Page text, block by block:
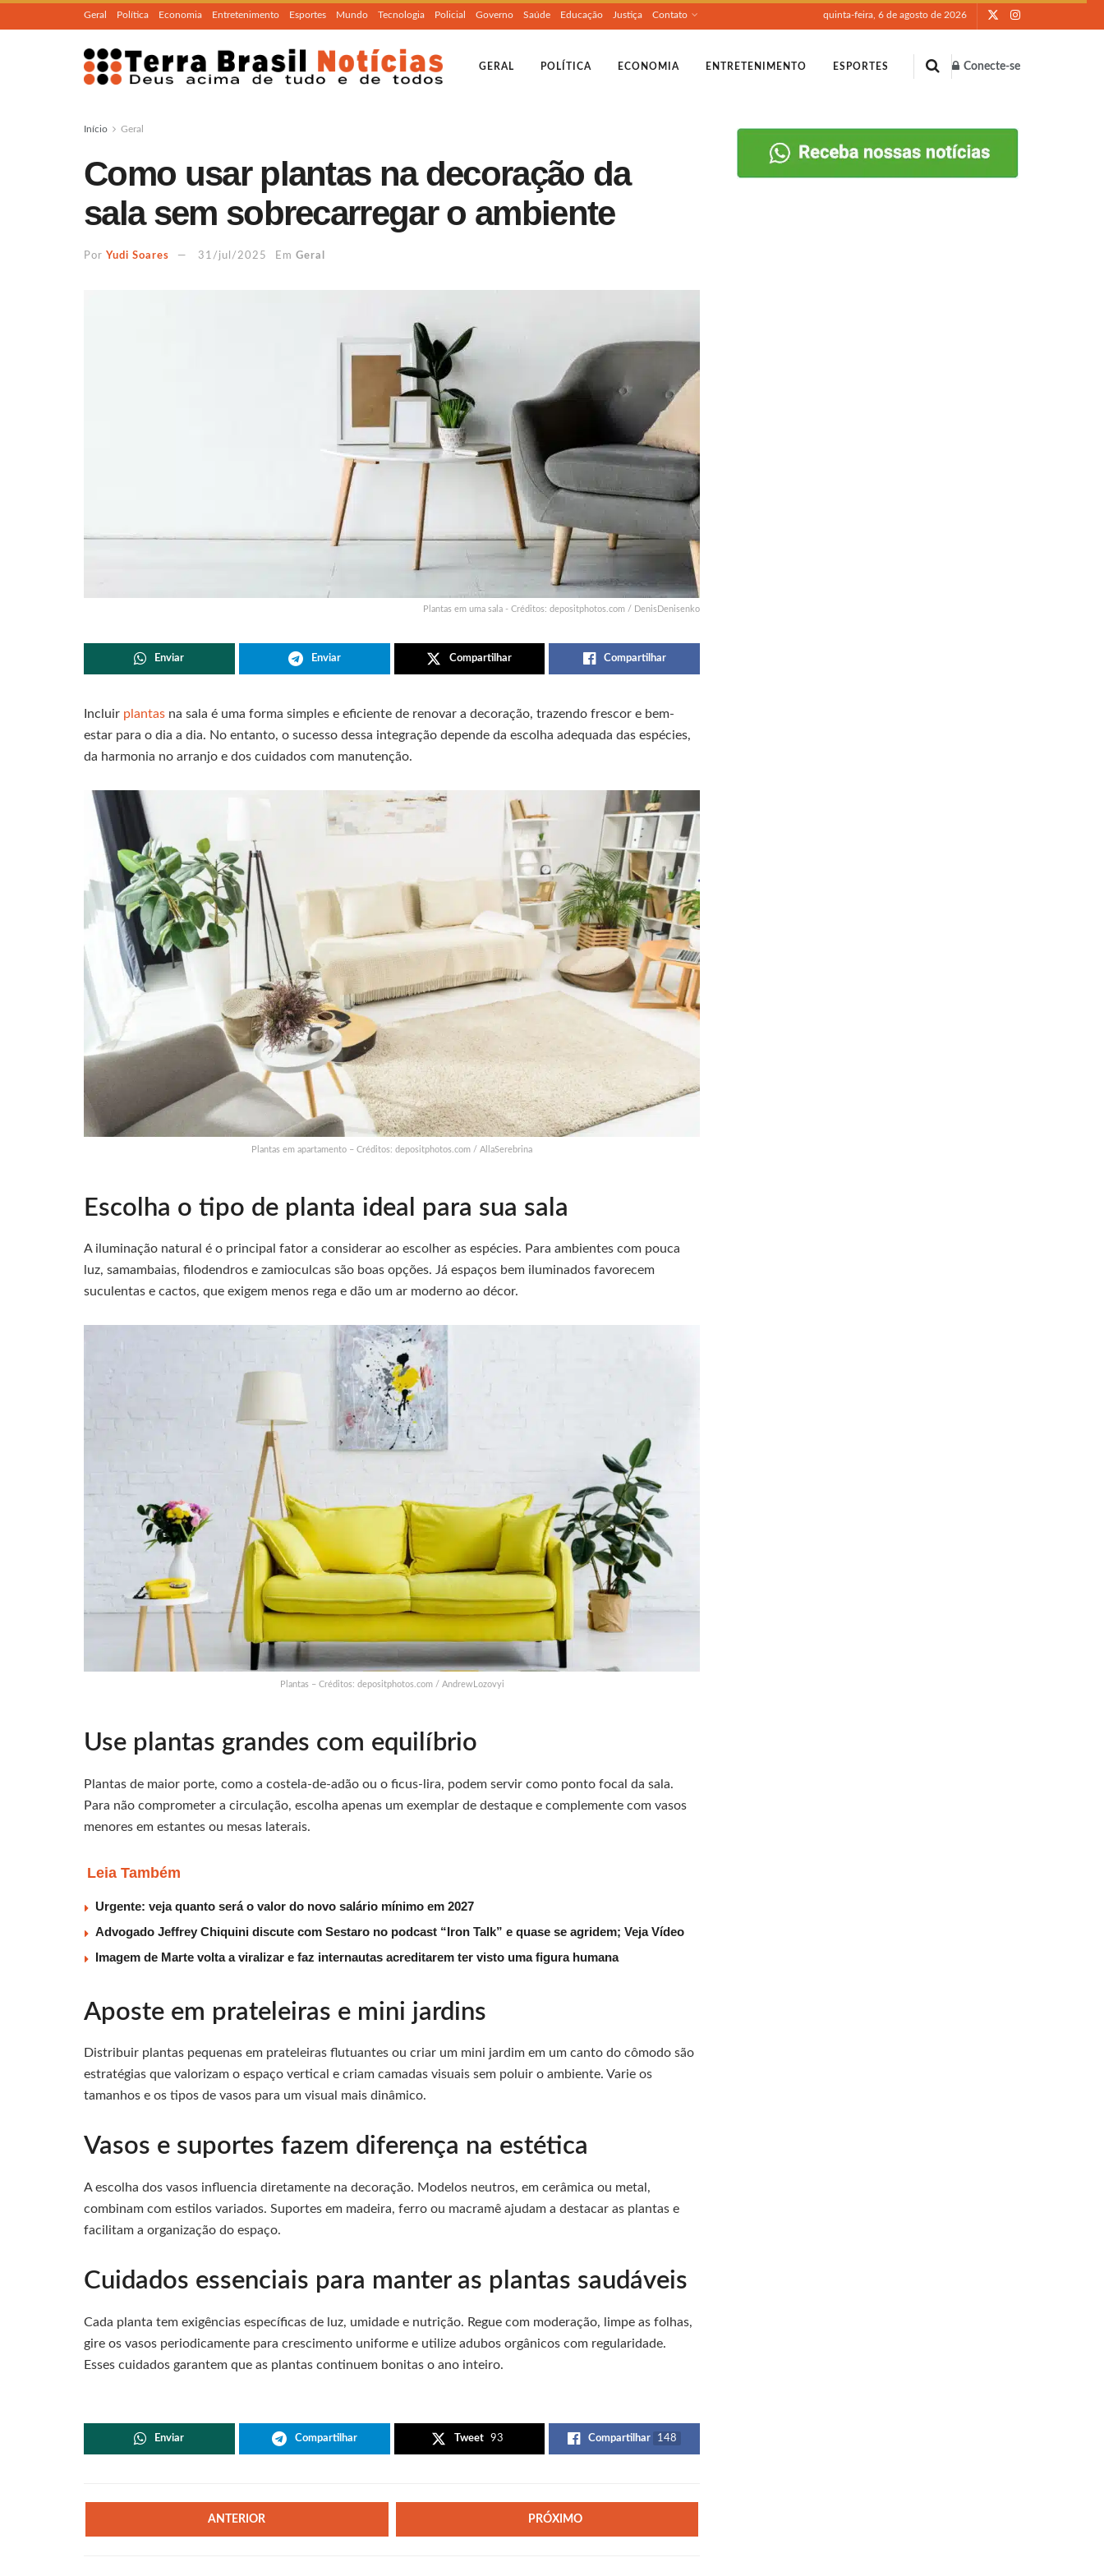
Geral Política Economia Entretenimento Esportes Mundo Tecnologia Policial Governo Saúde Educação Justiça Contato quinta-feira, 6 de agosto de 2026
GERAL POLÍTICA ECONOMIA ENTRETENIMENTO ESPORTES Conecte-se
Início Geral
Como usar plantas na decoração da
sala sem sobrecarregar o ambiente
Por Yudi Soares 31/jul/2025 Em Geral
Plantas em uma sala - Créditos: depositphotos.com / DenisDenisenko
Enviar Enviar Compartilhar Compartilhar
Incluir plantas na sala é uma forma simples e eficiente de renovar a decoração, trazendo frescor e bem-
estar para o dia a dia. No entanto, o sucesso dessa integração depende da escolha adequada das espécies,
da harmonia no arranjo e dos cuidados com manutenção.
Plantas em apartamento – Créditos: depositphotos.com / AllaSerebrina
Escolha o tipo de planta ideal para sua sala
A iluminação natural é o principal fator a considerar ao escolher as espécies. Para ambientes com pouca
luz, samambaias, filodendros e zamioculcas são boas opções. Já espaços bem iluminados favorecem
suculentas e cactos, que exigem menos rega e dão um ar moderno ao décor.
Plantas – Créditos: depositphotos.com / AndrewLozovyi
Use plantas grandes com equilíbrio
Plantas de maior porte, como a costela-de-adão ou o ficus-lira, podem servir como ponto focal da sala.
Para não comprometer a circulação, escolha apenas um exemplar de destaque e complemente com vasos
menores em estantes ou mesas laterais.
Leia Também
Urgente: veja quanto será o valor do novo salário mínimo em 2027
Advogado Jeffrey Chiquini discute com Sestaro no podcast “Iron Talk” e quase se agridem; Veja Vídeo
Imagem de Marte volta a viralizar e faz internautas acreditarem ter visto uma figura humana
Aposte em prateleiras e mini jardins
Distribuir plantas pequenas em prateleiras flutuantes ou criar um mini jardim em um canto do cômodo são
estratégias que valorizam o espaço vertical e criam camadas visuais sem poluir o ambiente. Varie os
tamanhos e os tipos de vasos para um visual mais dinâmico.
Vasos e suportes fazem diferença na estética
A escolha dos vasos influencia diretamente na decoração. Modelos neutros, em cerâmica ou metal,
combinam com estilos variados. Suportes em madeira, ferro ou macramê ajudam a destacar as plantas e
facilitam a organização do espaço.
Cuidados essenciais para manter as plantas saudáveis
Cada planta tem exigências específicas de luz, umidade e nutrição. Regue com moderação, limpe as folhas,
gire os vasos periodicamente para crescimento uniforme e utilize adubos orgânicos com regularidade.
Esses cuidados garantem que as plantas continuem bonitas o ano inteiro.
Enviar Compartilhar Tweet 93 Compartilhar 148
ANTERIOR PRÓXIMO